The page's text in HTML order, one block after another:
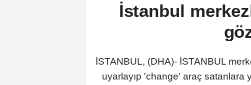
İstanbul
İSTANBUL, (DHA)- İSTANBUL
uyarlayıp 'change' araç satanlara